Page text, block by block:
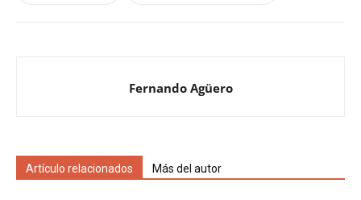
Fernando Agüero
Artículo relacionados Más del autor